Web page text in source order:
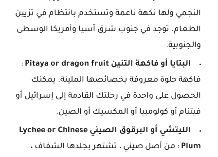
النجمي ولها نكهة ناعمة وتستخدم بانتظام في تزيين
الطعام. توجد في جنوب شرق آسيا وأمريكا الوسطى
والجنوبية.
البتايا أو فاكهة التنين Pitaya or dragon fruit
:
فاكهة حلوة معروفة بخصائصها الملينة. يمكنك
الحصول على واحدة في رحلتك القادمة إلى إسرائيل أو
فيتنام أو كولومبيا أو المكسيك أو الصين.
الليتشي أو البرقوق الصيني Lychee or Chinese
Plum : من أصل صيني ، تشتهر بجلدها الشفاف ،